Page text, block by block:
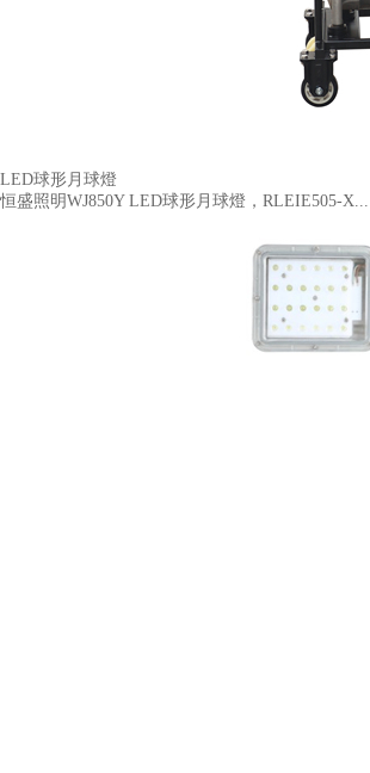
LED球形月球燈
恒盛照明WJ850Y LED球形月球燈，RLEIE505-X...